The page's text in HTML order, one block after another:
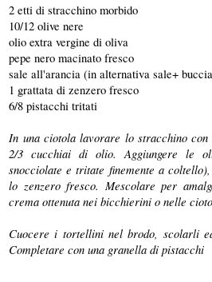
2 etti di stracchino morbido
10/12 olive nere
olio extra vergine di oliva
pepe nero macinato fresco
sale all'arancia (in alternativa sale+
1 grattata di zenzero fresco
6/8 pistacchi tritati
In una ciotola lavorare lo stracchino
2/3 cucchiai di olio. Aggiungere le
snocciolate e tritate finemente a
lo zenzero fresco. Mescolare per
crema ottenuta nei bicchierini o nelle
Cuocere i tortellini nel brodo, scolarli
Completare con una granella di pistacchi